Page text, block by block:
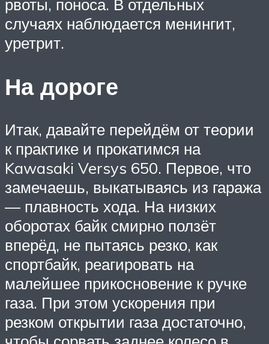
рвоты, поноса. В отдельных
случаях наблюдается менингит,
уретрит.
На дороге
Итак, давайте перейдём от теории
к практике и прокатимся на
Kawasaki Versys 650. Первое, что
замечаешь, выкатываясь из гаража
— плавность хода. На низких
оборотах байк смирно ползёт
вперёд, не пытаясь резко, как
спортбайк, реагировать на
малейшее прикосновение к ручке
газа. При этом ускорения при
резком открытии газа достаточно,